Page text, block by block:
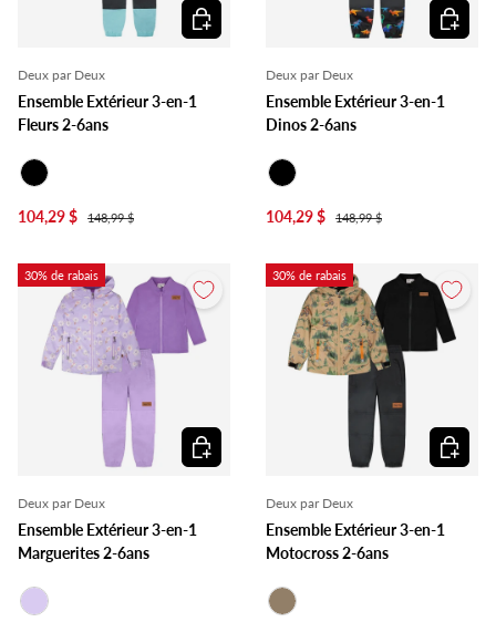
Deux par Deux
Ensemble Extérieur 3-en-1
Fleurs 2-6ans
104,29 $
148,99 $
Choisir les options
Deux par Deux
Ensemble Extérieur 3-en-1
Dinos 2-6ans
104,29 $
148,99 $
Choisir
30% de rabais
Deux par Deux
Ensemble Extérieur 3-en-1
Marguerites 2-6ans
Choisir les options
30% de rabais
Deux par Deux
Ensemble Extérieur 3-en-1
Motocross 2-6ans
Choisir